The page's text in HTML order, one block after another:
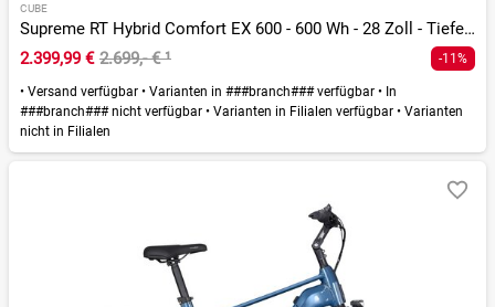
CUBE
Supreme RT Hybrid Comfort EX 600 - 600 Wh - 28 Zoll - Tiefeinsteiger - 2026
2.399,99 € 2.699,- €¹ -11%
• Versand verfügbar • Varianten in ###branch### verfügbar • In
###branch### nicht verfügbar • Varianten in Filialen verfügbar • Varianten
nicht in Filialen